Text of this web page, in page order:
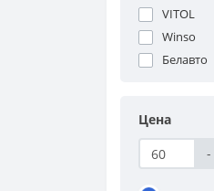
VITOL
Winso
Белавто
Цена
-